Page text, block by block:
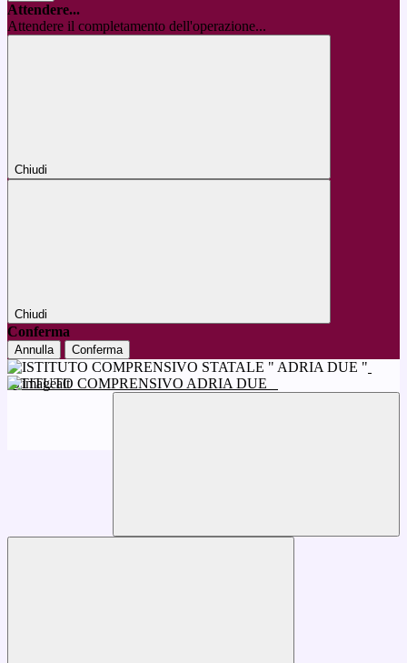
Attendere...
Attendere il completamento dell'operazione...
Chiudi
Chiudi
Conferma
Annulla Conferma
ISTITUTO COMPRENSIVO ADRIA DUE